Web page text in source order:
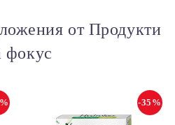
от Продукти
фокус
-35%